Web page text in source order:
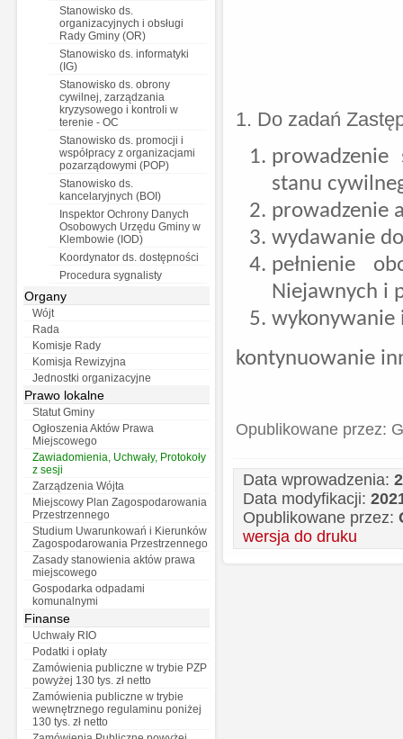
Stanowisko ds.
organizacyjnych i obsługi
Rady Gminy (OR)
Stanowisko ds. informatyki
(IG)
Stanowisko ds. obrony
cywilnej, zarządzania
kryzysowego i kontroli w
terenie - OC
Stanowisko ds. promocji i
współpracy z organizacjami
pozarządowymi (POP)
Stanowisko ds.
kancelaryjnych (BOI)
Inspektor Ochrony Danych
Osobowych Urzędu Gminy w
Klembowie (IOD)
Koordynator ds. dostępności
Procedura sygnalisty
Organy
Wójt
Rada
Komisje Rady
Komisja Rewizyjna
Jednostki organizacyjne
Prawo lokalne
Statut Gminy
Ogłoszenia Aktów Prawa
Miejscowego
Zawiadomienia, Uchwały, Protokoły
z sesji
Zarządzenia Wójta
Miejscowy Plan Zagospodarowania
Przestrzennego
Studium Uwarunkowań i Kierunków
Zagospodarowania Przestrzennego
Zasady stanowienia aktów prawa
miejscowego
Gospodarka odpadami
komunalnymi
Finanse
Uchwały RIO
Podatki i opłaty
Zamówienia publiczne w trybie PZP
powyżej 130 tys. zł netto
Zamówienia publiczne w trybie
wewnętrznego regulaminu poniżej
130 tys. zł netto
1. Do zadań
stanu
prowadzenie
wydawanie
pełnienie
Niejawnych i
wykonywanie
kontynuowanie
Opublikowane przez:
Data wprowadzenia:
Data modyfikacji:
Opublikowane przez:
wersja do druku